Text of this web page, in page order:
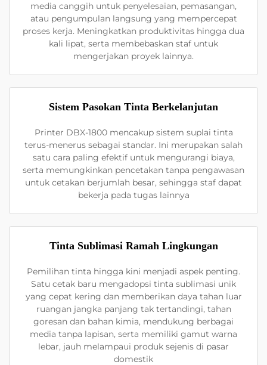
media canggih untuk penyelesaian, pemasangan,
atau pengumpulan langsung yang mempercepat
proses kerja. Meningkatkan produktivitas hingga dua
kali lipat, serta membebaskan staf untuk
mengerjakan proyek lainnya.
Sistem Pasokan Tinta Berkelanjutan
Printer DBX-1800 mencakup sistem suplai tinta
terus-menerus sebagai standar. Ini merupakan salah
satu cara paling efektif untuk mengurangi biaya,
serta memungkinkan pencetakan tanpa pengawasan
untuk cetakan berjumlah besar, sehingga staf dapat
bekerja pada tugas lainnya
Tinta Sublimasi Ramah Lingkungan
Pemilihan tinta hingga kini menjadi aspek penting.
Satu cetak baru mengadopsi tinta sublimasi unik
yang cepat kering dan memberikan daya tahan luar
ruangan jangka panjang tak tertandingi, tahan
goresan dan bahan kimia, mendukung berbagai
media tanpa lapisan, serta memiliki gamut warna
lebar, jauh melampaui produk sejenis di pasar
domestik